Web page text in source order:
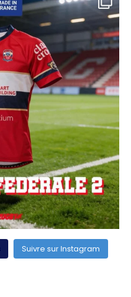
Suivre sur Instagram